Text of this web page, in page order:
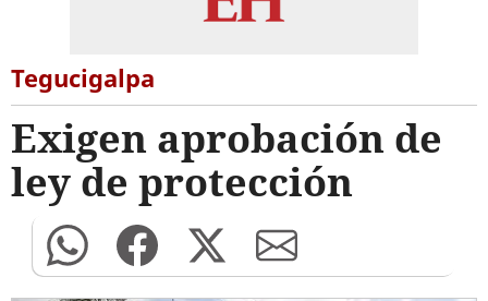
Tegucigalpa
Exigen aprobación de
ley de protección